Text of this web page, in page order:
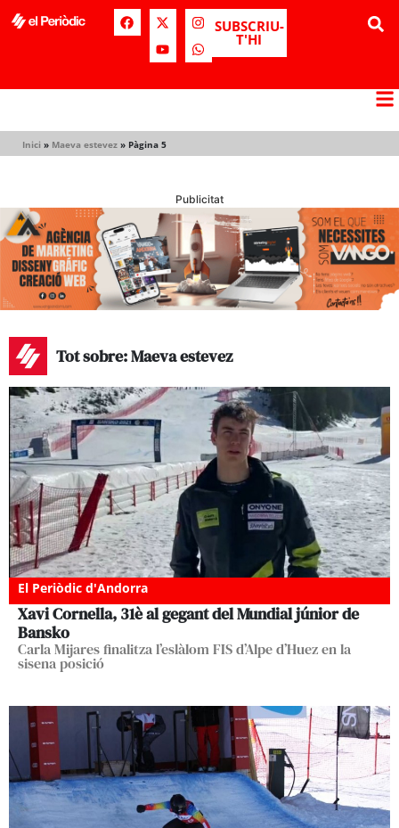
SUBSCRIU-
T'HI
Inici » Maeva estevez » Pàgina 5
Publicitat
Tot sobre: Maeva estevez
El Periòdic d'Andorra
Xavi Cornella, 31è al gegant del Mundial júnior de
Bansko
Carla Mijares finalitza l’eslàlom FIS d’Alpe d’Huez en la
sisena posició